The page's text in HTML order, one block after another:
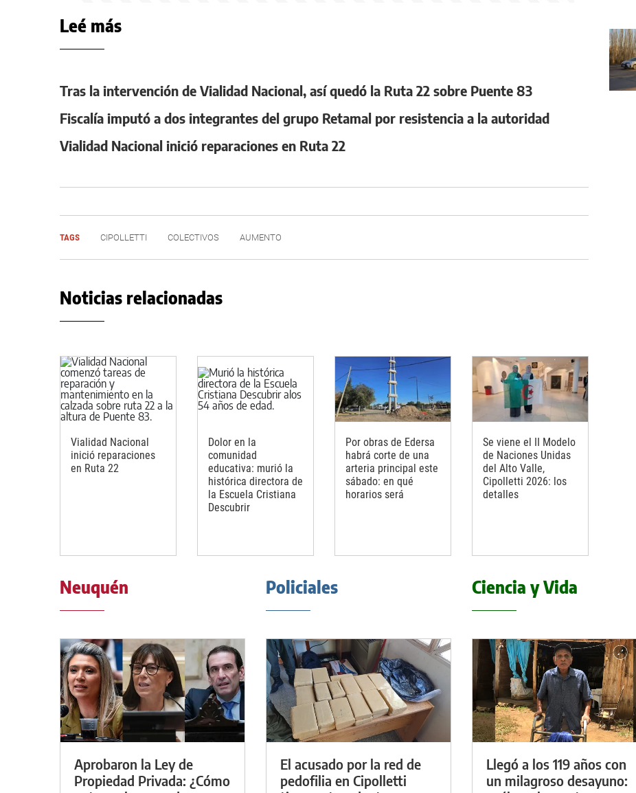
Leé más
Tras la intervención de Vialidad Nacional, así quedó la Ruta 22 sobre Puente 83
Fiscalía imputó a dos integrantes del grupo Retamal por resistencia a la autoridad
Vialidad Nacional inició reparaciones en Ruta 22
TAGS CIPOLLETTI COLECTIVOS AUMENTO
Noticias relacionadas
Vialidad Nacional
inició reparaciones
en Ruta 22
Dolor en la
comunidad
educativa: murió la
histórica directora de
la Escuela Cristiana
Descubrir
Por obras de Edersa
habrá corte de una
arteria principal este
sábado: en qué
horarios será
Se viene el II Modelo
de Naciones Unidas
del Alto Valle,
Cipolletti 2026: los
detalles
Neuquén
Aprobaron la Ley de
Propiedad Privada: ¿Cómo
Policiales
El acusado por la red de
pedofilia en Cipolletti
Ciencia y Vida
Llegó a los 119 años con
un milagroso desayuno: